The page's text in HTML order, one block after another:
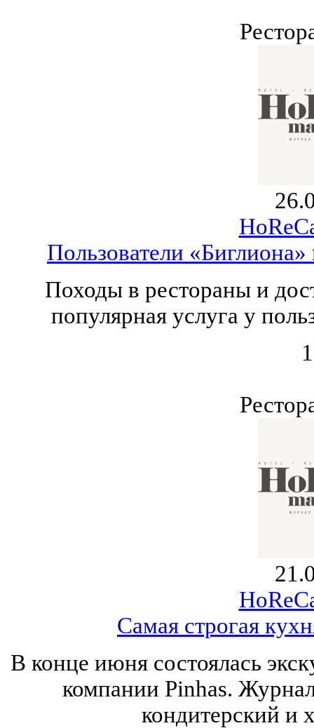
Пользователи
Походы в рестораны и
популярная услуга у
Самая строгая
В конце июня состоялась
компании Pinhas.
кондитерский и